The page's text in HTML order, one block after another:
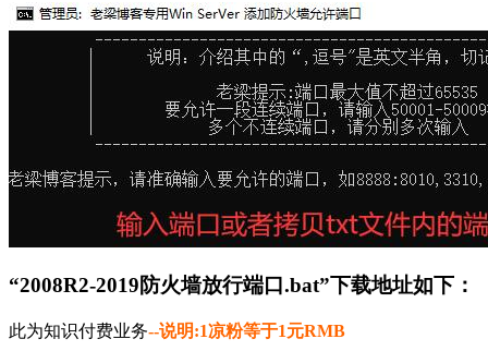
“2008R2-2019防火墙放行端口.bat”下载地址如下：
此为知识付费业务--说明:1凉粉等于1元RMB